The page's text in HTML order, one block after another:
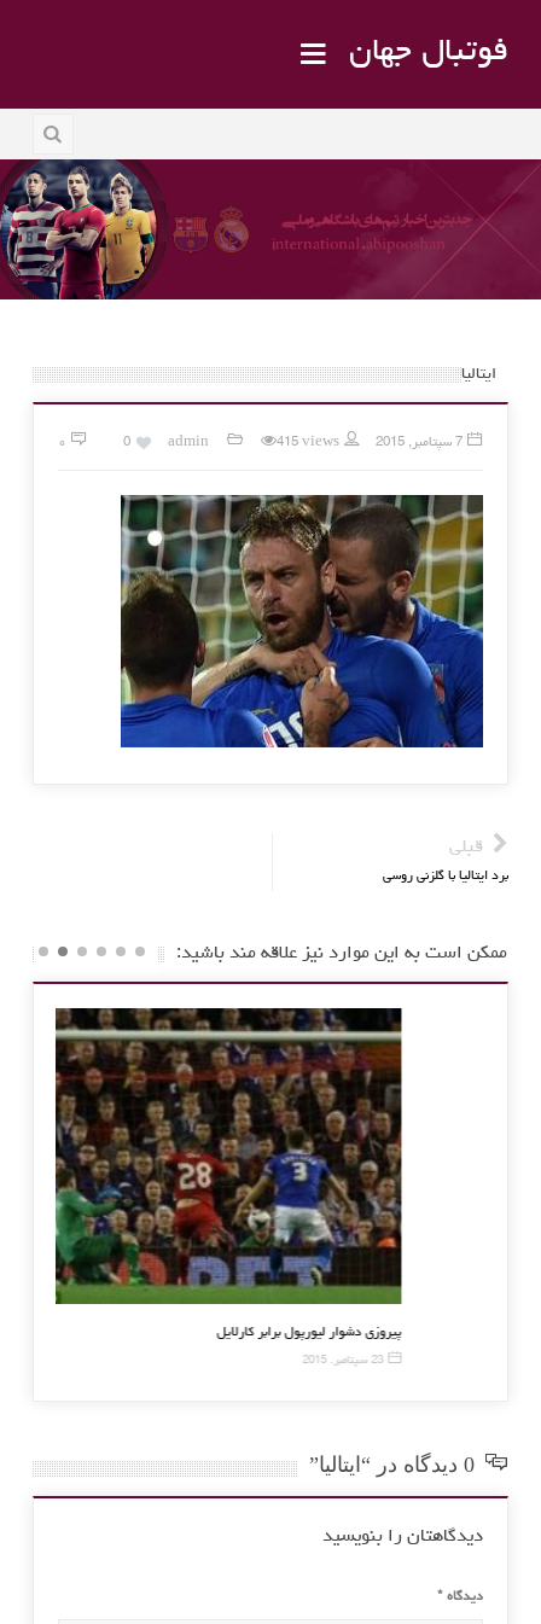
فوتبال جهان
ایتالیا
7 سپتامبر, 2015 admin 415 views
0 ۰
قبلی
برد ایتالیا با گلزنی روسی
ممکن است به این موارد نیز علاقه مند باشید:
ولفسبورگ به دنبال جذب بریل امبولو
دیدگاهتان را بنویسید
دیدگاه *